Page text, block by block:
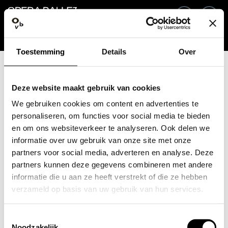
Toestemming Details Over
Deze website maakt gebruik van cookies
We gebruiken cookies om content en advertenties te
personaliseren, om functies voor social media te bieden
en om ons websiteverkeer te analyseren. Ook delen we
informatie over uw gebruik van onze site met onze
partners voor social media, adverteren en analyse. Deze
partners kunnen deze gegevens combineren met andere
informatie die u aan ze heeft verstrekt of die ze hebben
verzameld op basis van uw gebruik van hun services.
Password Forgot password?
Create profile